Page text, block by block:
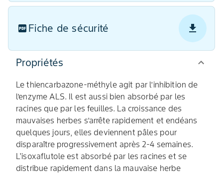
Fiche de sécurité
Propriétés
Le thiencarbazone-méthyle agit par l’inhibition de
l’enzyme ALS. Il est aussi bien absorbé par les
racines que par les feuilles. La croissance des
mauvaises herbes s’arrête rapidement et endéans
quelques jours, elles deviennent pâles pour
disparaître progressivement après 2-4 semaines.
L'isoxaflutole est absorbé par les racines et se
distribue rapidement dans la mauvaise herbe